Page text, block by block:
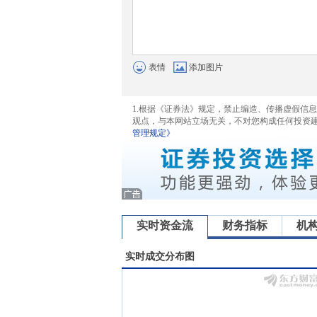
表情 添加图片
1.根据《证券法》规定，禁止编造、传播虚假信
观点，与本网站立场无关，不对您构成任何投资
管理规定》
实时资金流 财务指标 机
实时成交分布图